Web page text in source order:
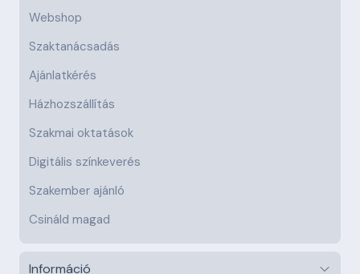
Webshop
Szaktanácsadás
Ajánlatkérés
Házhozszállítás
Szakmai oktatások
Digitális színkeverés
Szakember ajánló
Csináld magad
Információ